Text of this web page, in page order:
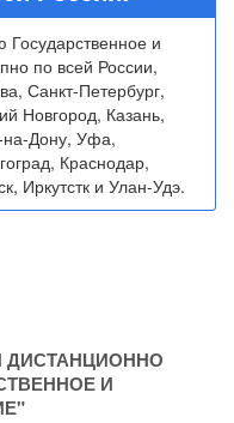
и
по всей России,
Санкт-Петербург,
Новгород, Казань,
на-Дону, Уфа,
Краснодар,
Иркутстк и Улан-Удэ.
И